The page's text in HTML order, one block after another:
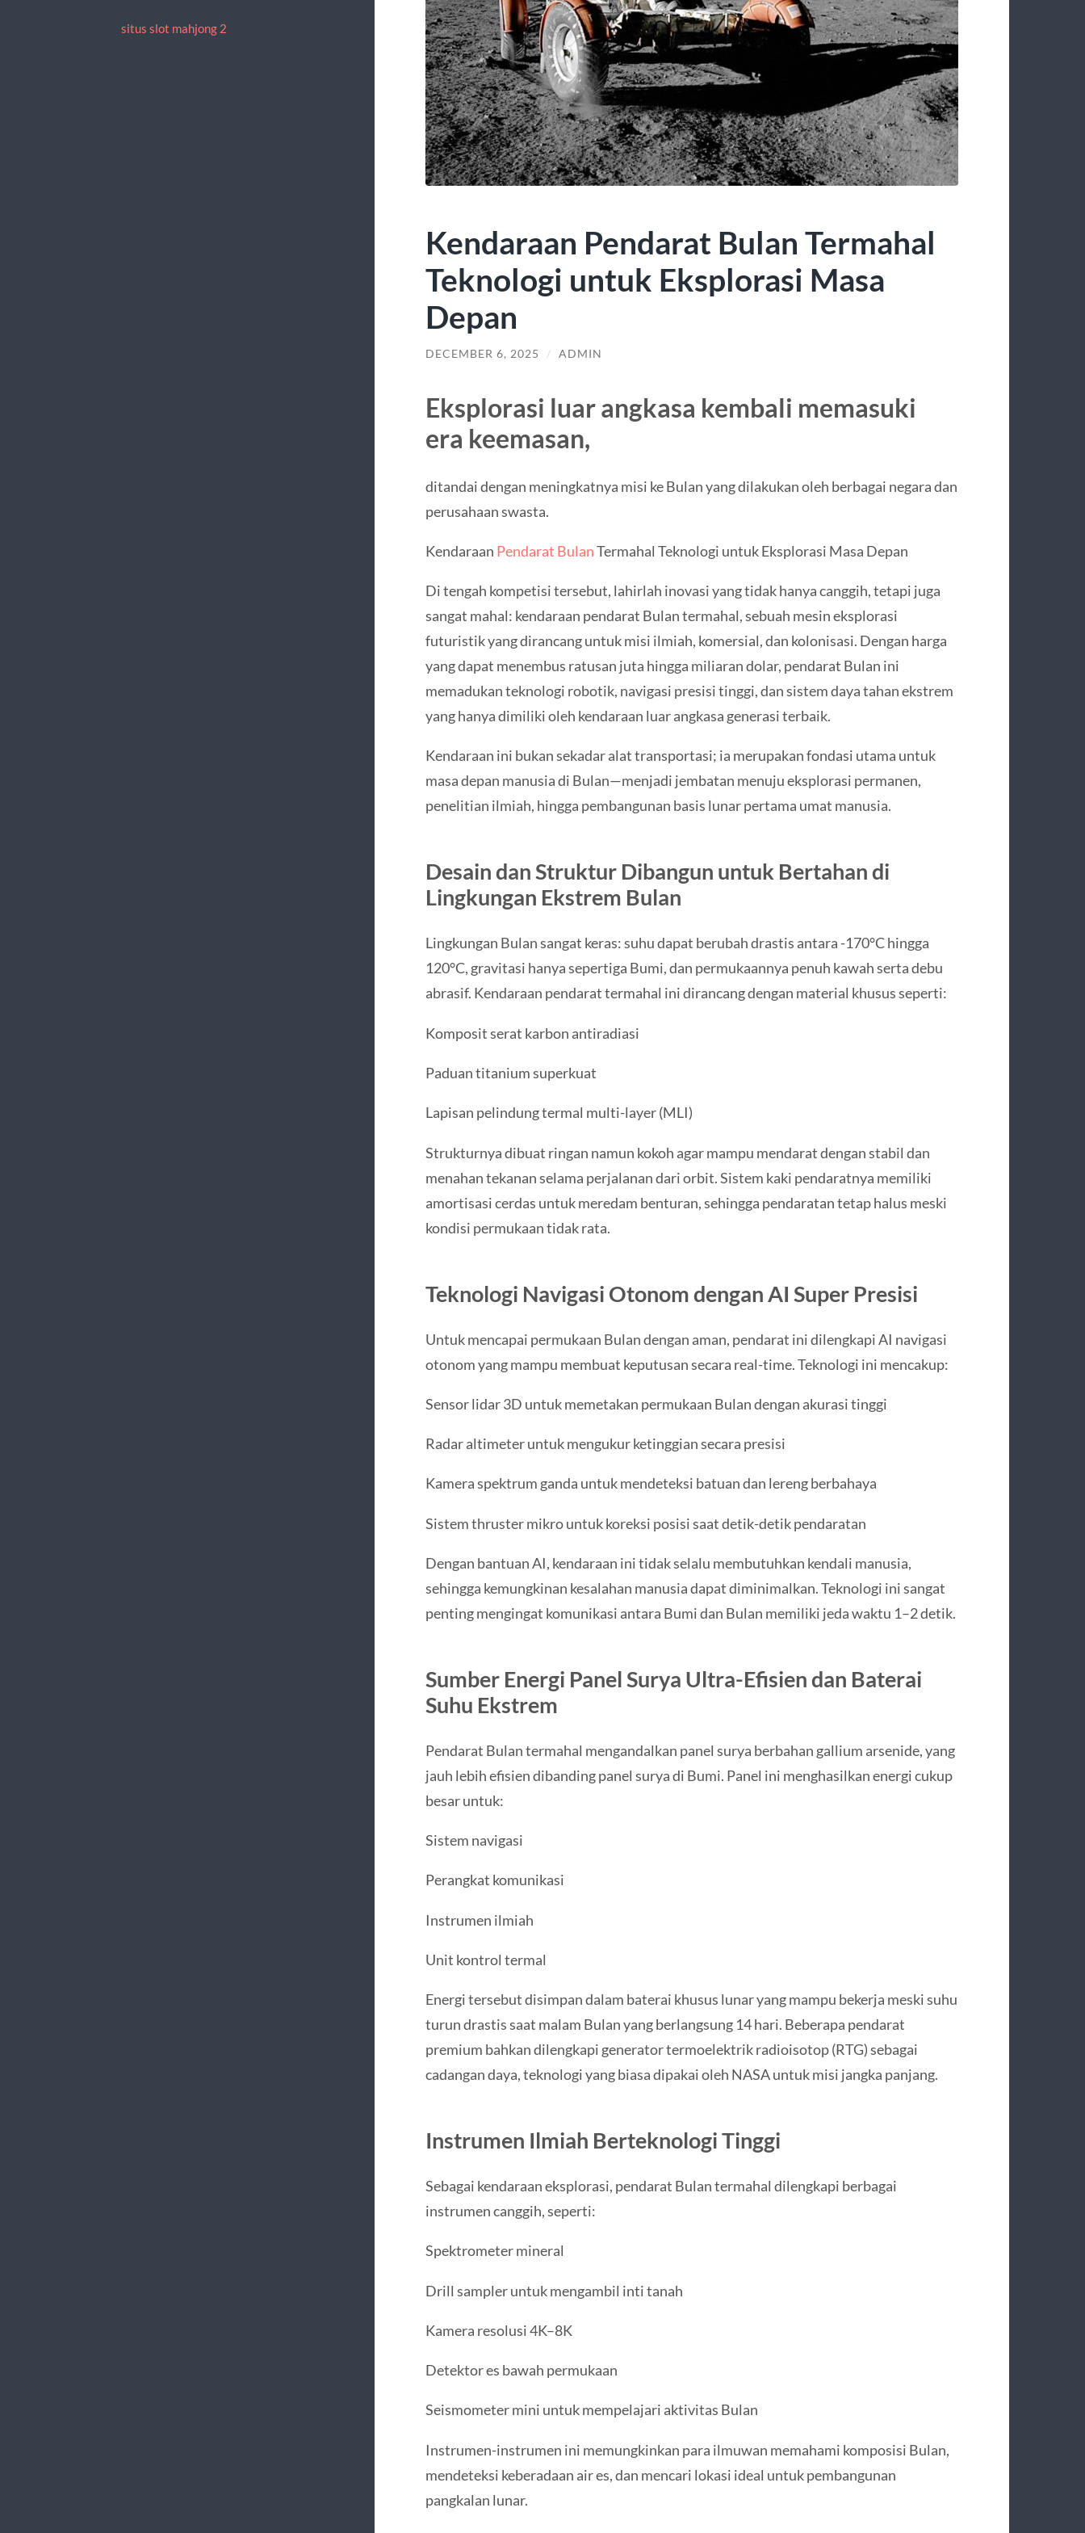
situs slot mahjong 2
Kendaraan Pendarat Bulan Termahal
Teknologi untuk Eksplorasi Masa
Depan
DECEMBER 6, 2025 / ADMIN
Eksplorasi luar angkasa kembali memasuki
era keemasan,
ditandai dengan meningkatnya misi ke Bulan yang dilakukan oleh berbagai negara dan
perusahaan swasta.
Kendaraan Pendarat BulanTermahal Teknologi untuk Eksplorasi Masa Depan
Di tengah kompetisi tersebut, lahirlah inovasi yang tidak hanya canggih, tetapi juga
sangat mahal: kendaraan pendarat Bulan termahal, sebuah mesin eksplorasi
futuristik yang dirancang untuk misi ilmiah, komersial, dan kolonisasi. Dengan harga
yang dapat menembus ratusan juta hingga miliaran dolar, pendarat Bulan ini
memadukan teknologi robotik, navigasi presisi tinggi, dan sistem daya tahan ekstrem
yang hanya dimiliki oleh kendaraan luar angkasa generasi terbaik.
Kendaraan ini bukan sekadar alat transportasi; ia merupakan fondasi utama untuk
masa depan manusia di Bulan—menjadi jembatan menuju eksplorasi permanen,
penelitian ilmiah, hingga pembangunan basis lunar pertama umat manusia.
Desain dan Struktur Dibangun untuk Bertahan di
Lingkungan Ekstrem Bulan
Lingkungan Bulan sangat keras: suhu dapat berubah drastis antara -170°C hingga
120°C, gravitasi hanya sepertiga Bumi, dan permukaannya penuh kawah serta debu
abrasif. Kendaraan pendarat termahal ini dirancang dengan material khusus seperti:
Komposit serat karbon antiradiasi
Paduan titanium superkuat
Lapisan pelindung termal multi-layer (MLI)
Strukturnya dibuat ringan namun kokoh agar mampu mendarat dengan stabil dan
menahan tekanan selama perjalanan dari orbit. Sistem kaki pendaratnya memiliki
amortisasi cerdas untuk meredam benturan, sehingga pendaratan tetap halus meski
kondisi permukaan tidak rata.
Teknologi Navigasi Otonom dengan AI Super Presisi
Untuk mencapai permukaan Bulan dengan aman, pendarat ini dilengkapi AI navigasi
otonom yang mampu membuat keputusan secara real-time. Teknologi ini mencakup:
Sensor lidar 3D untuk memetakan permukaan Bulan dengan akurasi tinggi
Radar altimeter untuk mengukur ketinggian secara presisi
Kamera spektrum ganda untuk mendeteksi batuan dan lereng berbahaya
Sistem thruster mikro untuk koreksi posisi saat detik-detik pendaratan
Dengan bantuan AI, kendaraan ini tidak selalu membutuhkan kendali manusia,
sehingga kemungkinan kesalahan manusia dapat diminimalkan. Teknologi ini sangat
penting mengingat komunikasi antara Bumi dan Bulan memiliki jeda waktu 1–2 detik.
Sumber Energi Panel Surya Ultra-Efisien dan Baterai
Suhu Ekstrem
Pendarat Bulan termahal mengandalkan panel surya berbahan gallium arsenide, yang
jauh lebih efisien dibanding panel surya di Bumi. Panel ini menghasilkan energi cukup
besar untuk:
Sistem navigasi
Perangkat komunikasi
Instrumen ilmiah
Unit kontrol termal
Energi tersebut disimpan dalam baterai khusus lunar yang mampu bekerja meski suhu
turun drastis saat malam Bulan yang berlangsung 14 hari. Beberapa pendarat
premium bahkan dilengkapi generator termoelektrik radioisotop (RTG) sebagai
cadangan daya, teknologi yang biasa dipakai oleh NASA untuk misi jangka panjang.
Instrumen Ilmiah Berteknologi Tinggi
Sebagai kendaraan eksplorasi, pendarat Bulan termahal dilengkapi berbagai
instrumen canggih, seperti:
Spektrometer mineral
Drill sampler untuk mengambil inti tanah
Kamera resolusi 4K–8K
Detektor es bawah permukaan
Seismometer mini untuk mempelajari aktivitas Bulan
Instrumen-instrumen ini memungkinkan para ilmuwan memahami komposisi Bulan,
mendeteksi keberadaan air es, dan mencari lokasi ideal untuk pembangunan
pangkalan lunar.